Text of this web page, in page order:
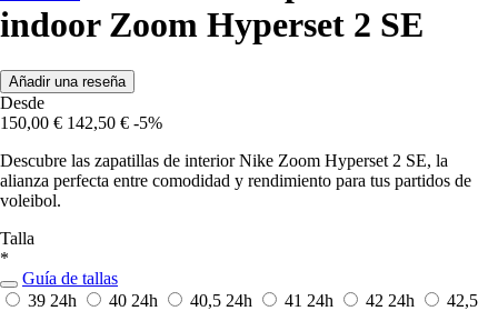
indoor Zoom Hyperset 2 SE
Añadir una reseña
Desde
150,00 € 142,50 € -5%
Descubre las zapatillas de interior Nike Zoom Hyperset 2 SE, la
alianza perfecta entre comodidad y rendimiento para tus partidos de
voleibol.
Talla
*
Guía de tallas
39 24h 40 24h 40,5 24h 41 24h 42 24h
42,5